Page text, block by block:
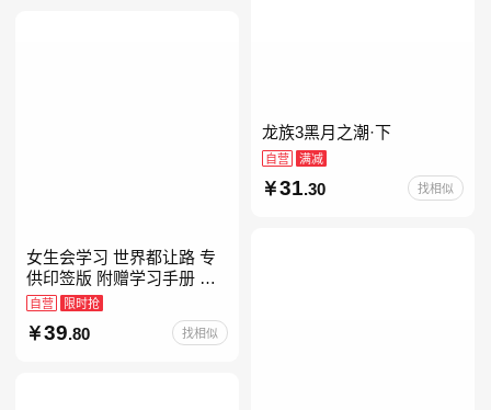
龙族3黑月之潮·下
自营 满减
31 .30 找相似
女生会学习 世界都让路 专
供印签版 附赠学习手册 创
意明信片 试听课和资料包
自营 限时抢
39.80 找相似